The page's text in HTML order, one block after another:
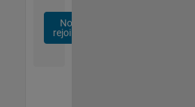
Nous
rejoindre